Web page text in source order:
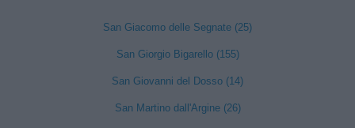
San Giacomo delle Segnate (25)
San Giorgio Bigarello (155)
San Giovanni del Dosso (14)
San Martino dall'Argine (26)